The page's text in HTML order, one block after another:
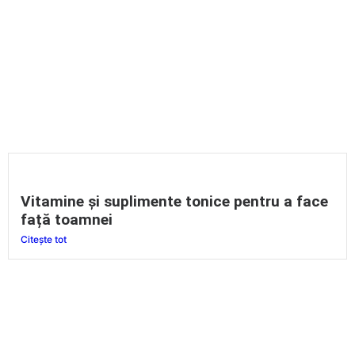
Vitamine și suplimente tonice pentru a face
față toamnei
Citește tot